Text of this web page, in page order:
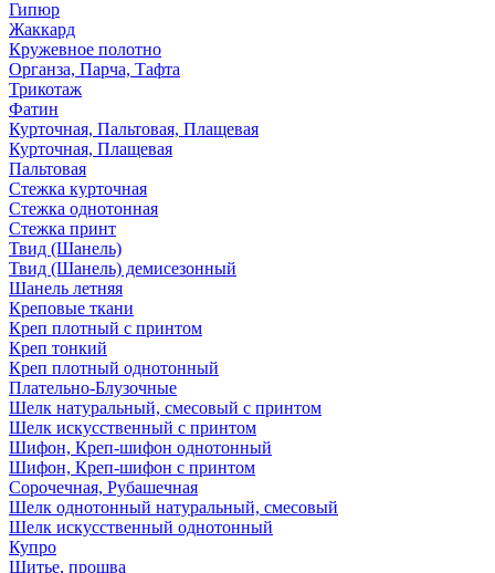
Гипюр
Жаккард
Кружевное полотно
Органза, Парча, Тафта
Трикотаж
Фатин
Курточная, Пальтовая, Плащевая
Курточная, Плащевая
Пальтовая
Стежка курточная
Стежка однотонная
Стежка принт
Твид (Шанель)
Твид (Шанель) демисезонный
Шанель летняя
Креповые ткани
Креп плотный с принтом
Креп тонкий
Креп плотный однотонный
Плательно-Блузочные
Шелк натуральный, смесовый с принтом
Шелк искусственный с принтом
Шифон, Креп-шифон однотонный
Шифон, Креп-шифон с принтом
Сорочечная, Рубашечная
Шелк однотонный натуральный, смесовый
Шелк искусственный однотонный
Купро
Шитье, прошва